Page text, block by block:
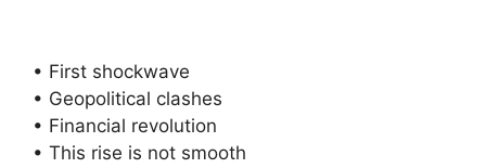
• First shockwave
• Geopolitical clashes
• Financial revolution
• This rise is not smooth